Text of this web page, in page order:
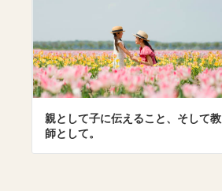
親として子に伝えること、そして教
師として。